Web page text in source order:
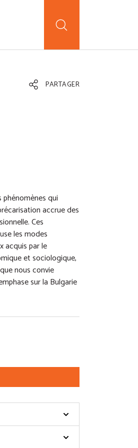
PARTAGER
qui
accrue des
Ces
les modes
acquis par le
et sociologique,
nous convie
sur la Bulgarie